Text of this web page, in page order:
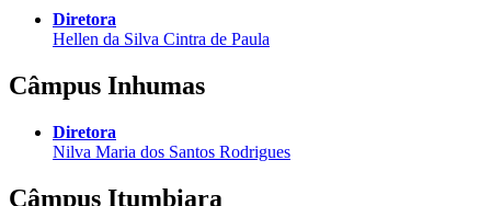
Diretora
Hellen da Silva Cintra de Paula
Câmpus Inhumas
Diretora
Nilva Maria dos Santos Rodrigues
Câmpus Itumbiara